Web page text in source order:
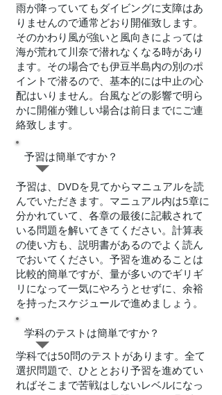
​雨が降っていてもダイビングに支障はあ
りませんので通常どおり開催致します。
そのかわり風が強いと風向きによっては
海が荒れて川奈で潜れなくなる時があり
ます。その場合でも伊豆半島内の別のポ
イントで潜るので、基本的には中止の心
配はいりません。台風などの影響で明ら
かに開催が難しい場合は前日までにご連
絡致します。
​予習は簡単ですか？
予習は、DVDを見てからマニュアルを読
んでいただきます。マニュアル内は5章に
分かれていて、各章の最後に記載されて
いる問題を解いてきてください。計算表
の使い方も、説明書があるのでよく読ん
でおいてください。予習を進めることは
比較的簡単ですが、量が多いのでギリギ
リになって一気にやろうとせずに、余裕
を持ったスケジュールで進めましょう。
学科のテストは簡単ですか？
学科では50問のテストがあります。全て
選択問題で、ひととおり予習を進めてい
ればそこまで苦戦はしないレベルになっ